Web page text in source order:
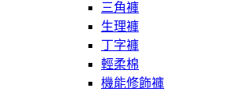
三角褲
生理褲
丁字褲
輕柔棉
機能修飾褲